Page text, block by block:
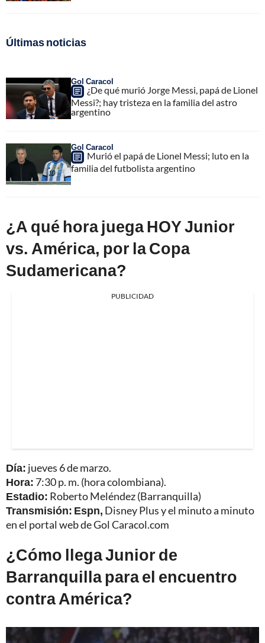
Últimas noticias
Gol Caracol
¿De qué murió Jorge Messi, papá de Lionel
Messi?; hay tristeza en la familia del astro
argentino
Gol Caracol
Murió el papá de Lionel Messi; luto en la
familia del futbolista argentino
¿A qué hora juega HOY Junior
vs. América, por la Copa
Sudamericana?
PUBLICIDAD
Día: jueves 6 de marzo.
Hora: 7:30 p. m. (hora colombiana).
Estadio: Roberto Meléndez (Barranquilla)
Transmisión: Espn, Disney Plus y el minuto a minuto
en el portal web de Gol Caracol.com
¿Cómo llega Junior de
Barranquilla para el encuentro
contra América?